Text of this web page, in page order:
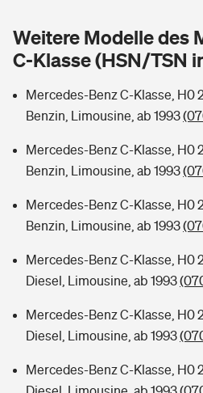
Wer versichert was: Jetzt
Sie haben Fragen?
Musikinstrumentenversicherung
Zur Übersicht
Tools
Kinderunfall-Check: Mehr
Sie haben Fragen?
Weitere Modelle des
C-Klasse (HSN/TSN
Mercedes-Benz C-Klasse, H0
Benzin, Limousine, ab 1993
Mercedes-Benz C-Klasse, H0
Benzin, Limousine, ab 1993
Mercedes-Benz C-Klasse, H0
Benzin, Limousine, ab 1993
Mercedes-Benz C-Klasse, H0
Diesel, Limousine, ab 1993
Mercedes-Benz C-Klasse, H0
Diesel, Limousine, ab 1993
Mercedes-Benz C-Klasse, H0